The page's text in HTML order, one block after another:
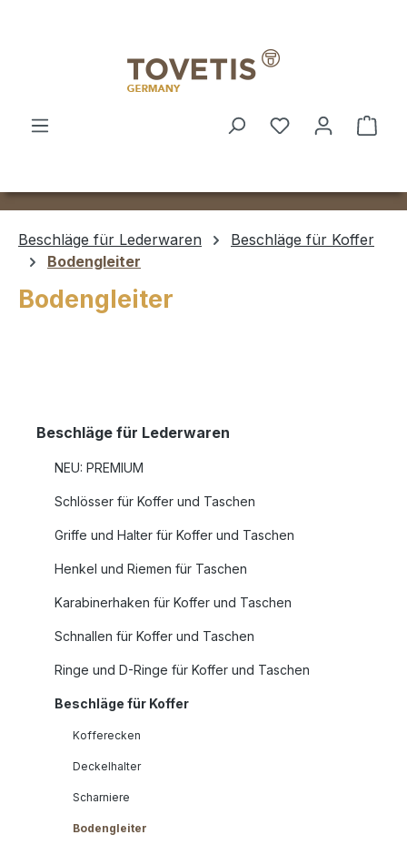
Beschläge für Lederwaren
Beschläge für Koffer
Bodengleiter
Bodengleiter
Beschläge für Lederwaren
NEU: PREMIUM
Schlösser für Koffer und Taschen
Griffe und Halter für Koffer und Taschen
Henkel und Riemen für Taschen
Karabinerhaken für Koffer und Taschen
Schnallen für Koffer und Taschen
Ringe und D-Ringe für Koffer und Taschen
Beschläge für Koffer
Kofferecken
Deckelhalter
Scharniere
Bodengleiter